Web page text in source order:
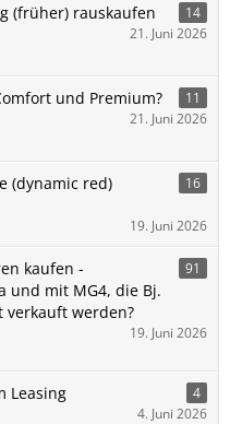
(früher) rauskaufen 14
21. Juni 2026
und Premium? 11
21. Juni 2026
(dynamic red)
16
19. Juni 2026
kaufen -
und mit MG4, die Bj.
verkauft werden?
91
19. Juni 2026
Leasing 4
4. Juni 2026